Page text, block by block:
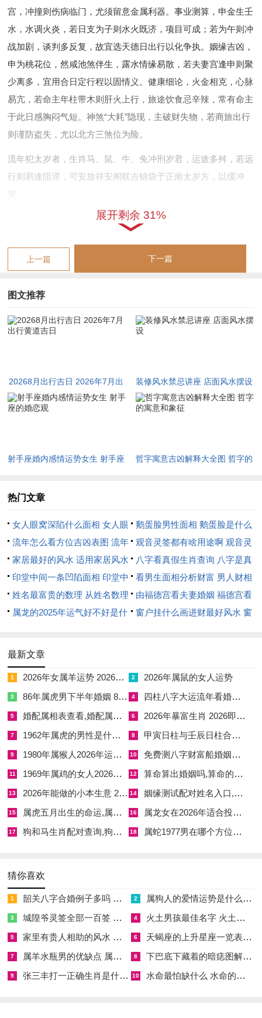
宫，冲撞则伤病临门，尤须留意金属利器。事业测算，申金生壬
水，水调火炎，若日支为子则水火既济，项目可成；若为午则冲
战加剧，谈判多反复，故宜选天德日出行以化争执。姻缘吉凶，
申为桃花位，然咸池煞伴生，露水情缘易散，若夫妻宫逢申则聚
少离多，宜用合日定行程以固情义。健康细论，火金相克，心脉
易亢，若命主年柱带木则肝火上行，旅途饮食忌辛辣，常有命主
于此日感胸闷气短。神煞“大耗”隐现，主破财失物，若商旅出行
则谨防盗失，尤以北方三煞位为险。
流年犯太岁者，生肖马、鼠、牛、兔冲刑岁君，运途多舛，若远
行则易逢阻滞，可安放祥安阁联吉锦袋于正南太岁方，以缓冲
突。
【20268月出行吉日 2026年7月出行黄道吉日】相关文章：
☑2026年女属羊运势 2026年属羊女的全年运势及运程
☑2026年属鼠的女人运势
☑86年属虎男下半年婚姻 86年虎男下半年运势怎么样
☑2026年暴富生肖 2026即将暴富的生肖
☑1962年属虎的男性是什么命 1962年属虎是什么命
☑1980年属猴人2026年运势及运程
展开剩余 31%
上一篇 下一篇
图文推荐
20268月出行吉日 2026年7月出
行黄道吉日
装修风水禁忌讲座 店面风水摆设
射手座婚内感情运势女生 射手座
哲字寓意吉凶解释大全图 哲字的
热门文章
女人眼窝深陷什么面相 女人眼
窝深陷是短命相吗
鹅蛋脸男性面相 鹅蛋脸是什么
脸型男性
流年怎么看方位吉凶表图 流年
位置怎么看
观音灵签都有啥用途啊 观音灵
签全部签签词
家居最好的风水 适用家居风水
八字看真假生肖查询 八字是真
还是假
印堂中间一条凹陷面相 印堂中
间有条线沟好不好
看男生面相分析财富 男人财相
从哪里看
姓名最富贵的数理 从姓名数理
看富豪
由福德宫看夫妻婚姻 福德宫看
配偶生肖
属龙的2025年运气好不好是什
2025年属龙人的全年运势
窗户挂什么画进财最好风水 窗
最新文章
1 2026年女属羊运势 2026年属羊女的全年运势及运程 2 2026年属鼠的女人运势
3 86年属虎男下半年婚姻 86年虎男下半年运势怎么样 4 四柱八字大运流年看婚姻,四柱里大运流年怎么看
5 婚配属相表查看,婚配属相命自查表 6 2026年暴富生肖 2026即将暴富的生肖
7 1962年属虎的男性是什么命 1962年属虎是什么命 8 甲寅日柱与壬辰日柱合婚,日柱甲寅人与日柱壬辰人能结婚好吗
9 1980年属猴人2026年运势及运程 10 免费测八字财富船婚姻树,算命运程财富船测算
11 1969年属鸡的女人2026全年运势 1966年属马的运气好吗 12 算命算出婚姻吗,算命的婚姻算得准不准
13 2026年能做的小本生意 2026年有哪些小本生意可以做 14 姻缘测试配对姓名入口,姻缘测试结果
15 属虎五月出生的命运,属虎的5月出生的命运 16 属龙女在2026年适合投资吗 属龙的2026年运势
17 狗和马生肖配对查询,狗和马的生肖合不合 18 属蛇1977男在哪个方位赚钱 1977年属蛇男2026年财运方位
猜你喜欢
1 韶关八字合婚例子多吗 韶关八字测风水 2 属狗人的爱情运势是什么意思 属狗的人爱情观
3 城隍爷灵签全部一百签 城隍爷灵签解签大全 4 火土男孩最佳名字 火土属性的字男孩名字有哪些
5 家里有贵人相助的风水 家里有贵人是什么意思 6 天蝎座的上升星座一览表 天蝎座的上升星座查询
7 属羊水瓶男的优缺点 属羊水瓶座男生性格爱情观 8 下巴底下藏着的暗痣图解 下巴尖底下有痣代表什么
9 张三丰打一正确生肖是什么意思 张三丰是指什么生肖 10 水命最怕缺什么 水命的人忌什么